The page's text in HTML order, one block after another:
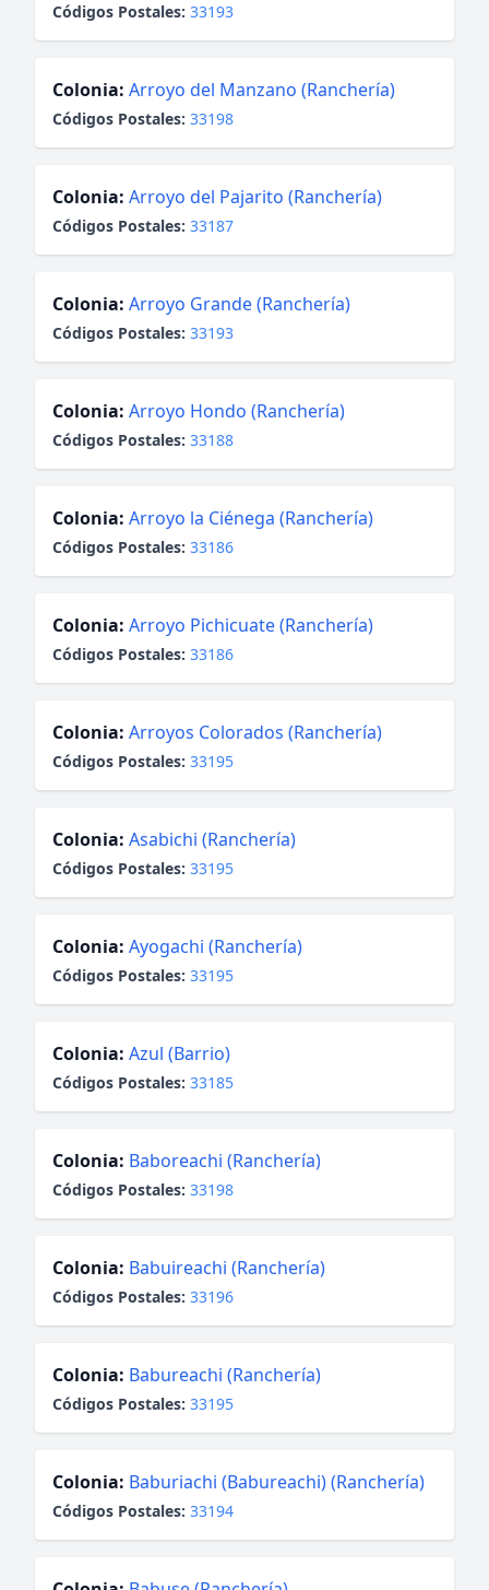
Códigos Postales: 33193
Colonia: Arroyo del Manzano (Ranchería)
Códigos Postales: 33198
Colonia: Arroyo del Pajarito (Ranchería)
Códigos Postales: 33187
Colonia: Arroyo Grande (Ranchería)
Códigos Postales: 33193
Colonia: Arroyo Hondo (Ranchería)
Códigos Postales: 33188
Colonia: Arroyo la Ciénega (Ranchería)
Códigos Postales: 33186
Colonia: Arroyo Pichicuate (Ranchería)
Códigos Postales: 33186
Colonia: Arroyos Colorados (Ranchería)
Códigos Postales: 33195
Colonia: Asabichi (Ranchería)
Códigos Postales: 33195
Colonia: Ayogachi (Ranchería)
Códigos Postales: 33195
Colonia: Azul (Barrio)
Códigos Postales: 33185
Colonia: Baboreachi (Ranchería)
Códigos Postales: 33198
Colonia: Babuireachi (Ranchería)
Códigos Postales: 33196
Colonia: Babureachi (Ranchería)
Códigos Postales: 33195
Colonia: Baburiachi (Babureachi) (Ranchería)
Códigos Postales: 33194